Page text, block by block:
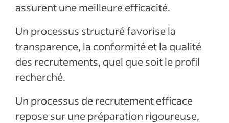
assurent une meilleure efficacité.
Un processus structuré favorise la
transparence, la conformité et la qualité
des recrutements, quel que soit le profil
recherché.
Un processus de recrutement efficace
repose sur une préparation rigoureuse,